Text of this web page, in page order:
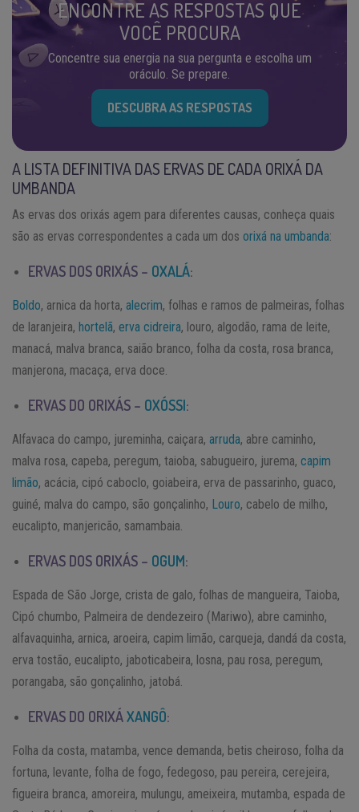
ENCONTRE AS RESPOSTAS QUE
VOCÊ PROCURA
Concentre sua energia na sua pergunta e escolha um
oráculo. Se prepare.
DESCUBRA AS RESPOSTAS
A LISTA DEFINITIVA DAS ERVAS DE CADA ORIXÁ DA
UMBANDA
As ervas dos orixás agem para diferentes causas, conheça quais
são as ervas correspondentes a cada um dos orixá na umbanda:
ERVAS DOS ORIXÁS – OXALÁ:
Boldo, arnica da horta, alecrim, folhas e ramos de palmeiras, folhas
de laranjeira, hortelã, erva cidreira, louro, algodão, rama de leite,
manacá, malva branca, saião branco, folha da costa, rosa branca,
manjerona, macaça, erva doce.
ERVAS DO ORIXÁS – OXÓSSI:
Alfavaca do campo, jureminha, caiçara, arruda, abre caminho,
malva rosa, capeba, peregum, taioba, sabugueiro, jurema, capim
limão, acácia, cipó caboclo, goiabeira, erva de passarinho, guaco,
guiné, malva do campo, são gonçalinho, Louro, cabelo de milho,
eucalipto, manjericão, samambaia.
ERVAS DOS ORIXÁS – OGUM:
Espada de São Jorge, crista de galo, folhas de mangueira, Taioba,
Cipó chumbo, Palmeira de dendezeiro (Mariwo), abre caminho,
alfavaquinha, arnica, aroeira, capim limão, carqueja, dandá da costa,
erva tostão, eucalipto, jaboticabeira, losna, pau rosa, peregum,
porangaba, são gonçalinho, jatobá.
ERVAS DO ORIXÁXANGÔ:
Folha da costa, matamba, vence demanda, betis cheiroso, folha da
fortuna, levante, folha de fogo, fedegoso, pau pereira, cerejeira,
figueira branca, amoreira, mulungu, ameixeira, mutamba, espada de